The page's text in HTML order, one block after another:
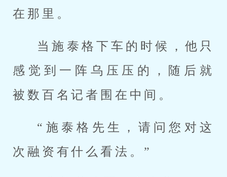
在那里。
当施泰格下车的时候，他只
感觉到一阵乌压压的，随后就
被数百名记者围在中间。
“施泰格先生，请问您对这
次融资有什么看法。”